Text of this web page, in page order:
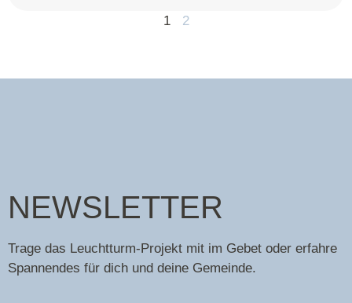
1 2
NEWSLETTER
Trage das Leuchtturm-Projekt mit im Gebet oder erfahre
Spannendes für dich und deine Gemeinde.